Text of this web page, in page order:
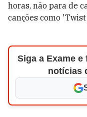
horas, não para de
canções como
Siga a Exame
notícias